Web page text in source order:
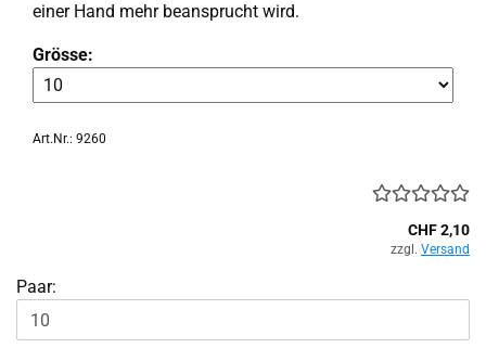
einer Hand mehr be­an­sprucht wird.
Grösse:
Art.Nr.: 9260
CHF 2,10
zzgl. Versand
Paar: